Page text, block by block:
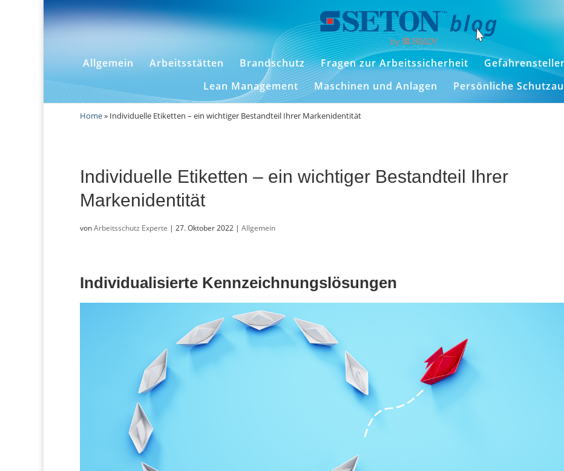
Allgemein Arbeitsstätten Brandschutz Fragen zur Arbeitssicherheit
Lean Management
Maschinen und Anlagen Persönliche
Home» Individuelle Etiketten – ein wichtiger Bestandteil Ihrer Markenidentität
Individuelle Etiketten – ein wichtiger Bestandteil Ihrer
Markenidentität
vonArbeitsschutz Experte | 27. Oktober 2022 | Allgemein
Individualisierte Kennzeichnungslösungen